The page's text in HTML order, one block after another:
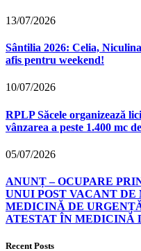
13/07/2026
Sântilia 2026: Celia,
afis pentru weekend!
10/07/2026
RPLP Săcele organizează
vânzarea a peste 1.400 mc
05/07/2026
ANUNȚ – OCUPARE
UNUI POST VACANT
MEDICINĂ DE
ATESTAT ÎN MEDICINĂ
Recent Posts